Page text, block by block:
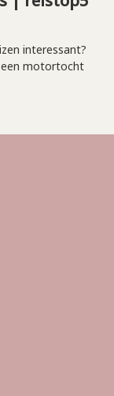
interessant?
een motortocht